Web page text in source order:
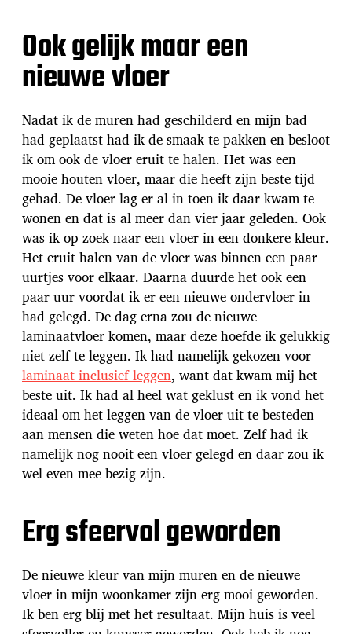
Ook gelijk maar een
nieuwe vloer
Nadat ik de muren had geschilderd en mijn bad
had geplaatst had ik de smaak te pakken en besloot
ik om ook de vloer eruit te halen. Het was een
mooie houten vloer, maar die heeft zijn beste tijd
gehad. De vloer lag er al in toen ik daar kwam te
wonen en dat is al meer dan vier jaar geleden. Ook
was ik op zoek naar een vloer in een donkere kleur.
Het eruit halen van de vloer was binnen een paar
uurtjes voor elkaar. Daarna duurde het ook een
paar uur voordat ik er een nieuwe ondervloer in
had gelegd. De dag erna zou de nieuwe
laminaatvloer komen, maar deze hoefde ik gelukkig
niet zelf te leggen. Ik had namelijk gekozen voor
laminaat inclusief leggen, want dat kwam mij het
beste uit. Ik had al heel wat geklust en ik vond het
ideaal om het leggen van de vloer uit te besteden
aan mensen die weten hoe dat moet. Zelf had ik
namelijk nog nooit een vloer gelegd en daar zou ik
wel even mee bezig zijn.
Erg sfeervol geworden
De nieuwe kleur van mijn muren en de nieuwe
vloer in mijn woonkamer zijn erg mooi geworden.
Ik ben erg blij met het resultaat. Mijn huis is veel